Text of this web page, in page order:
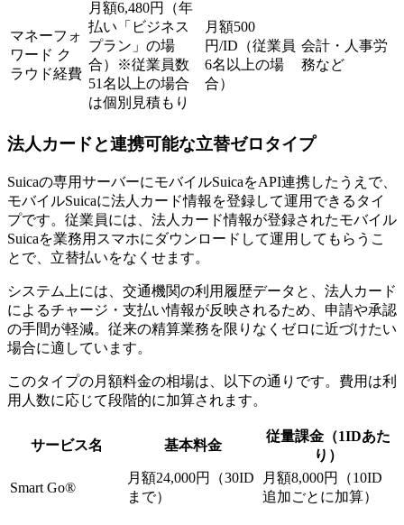
マネーフォ
ワード ク
ラウド経費
月額6,480円（年
払い「ビジネス
プラン」の場
合）※従業員数
51名以上の場合
は個別見積もり
月額500
円/ID（従業員
6名以上の場
合）
会計・人事労
務など
法人カードと連携可能な立替ゼロタイプ
Suicaの専用サーバーにモバイルSuicaをAPI連携したうえで、
モバイルSuicaに法人カード情報を登録して運用できるタイ
プです。従業員には、法人カード情報が登録されたモバイル
Suicaを業務用スマホにダウンロードして運用してもらうこ
とで、立替払いをなくせます。
システム上には、交通機関の利用履歴データと、法人カード
によるチャージ・支払い情報が反映されるため、申請や承認
の手間が軽減。従来の精算業務を限りなくゼロに近づけたい
場合に適しています。
このタイプの月額料金の相場は、以下の通りです。費用は利
用人数に応じて段階的に加算されます。
サービス名 基本料金
従量課金（1IDあた
り）
Smart Go®
月額24,000円（30ID
まで）
月額8,000円（10ID
追加ごとに加算）